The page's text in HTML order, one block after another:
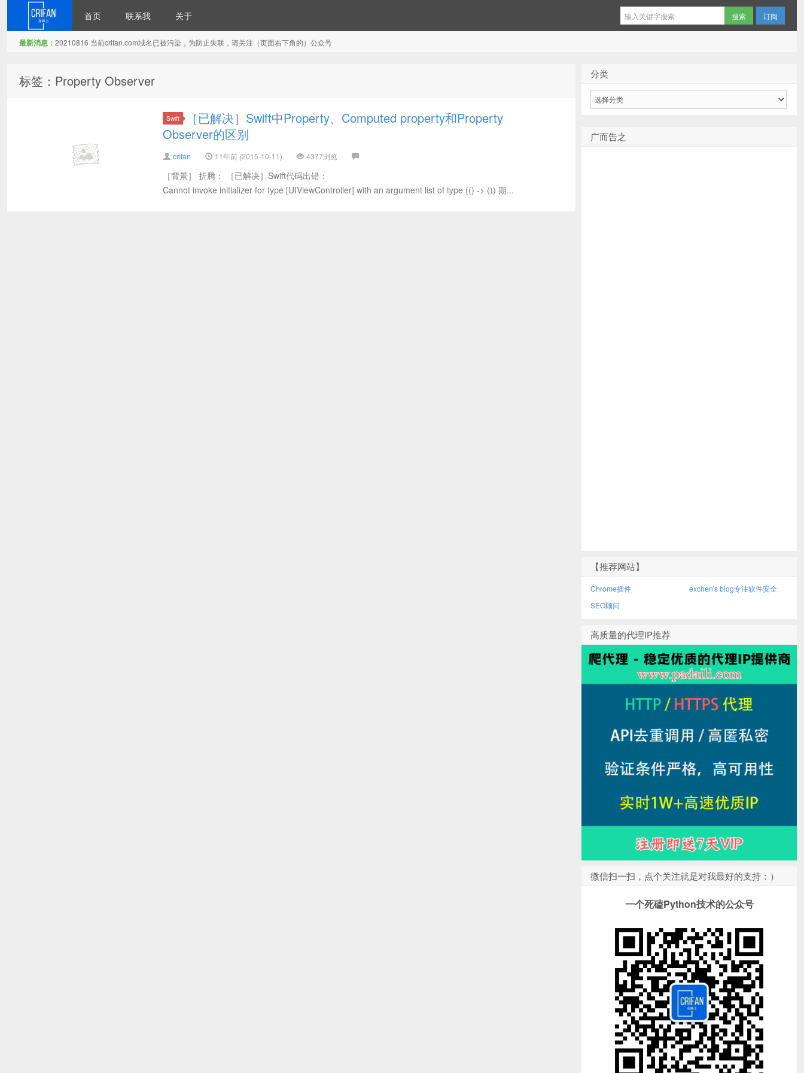
首页 联系我 关于 订阅
最新消息： 20210816 当前crifan.com域名已被污染，为防止失联，请关注（页面右下角的）公众号
标签：Property Observer
Swift
［已解决］Swift中Property、Computed property和Property
Observer的区别
crifan 11年前 (2015-10-11) 4377浏览
［背景］ 折腾： ［已解决］Swift代码出错：
Cannot invoke initializer for type [UIViewController] with an argument list of type (() -> ()) 期...
分类
广而告之
【推荐网站】
Chrome插件
exchen's blog专注软件安全
SEO顾问
高质量的代理IP推荐
微信扫一扫，点个关注就是对我最好的支持：）
一个死磕Python技术的公众号